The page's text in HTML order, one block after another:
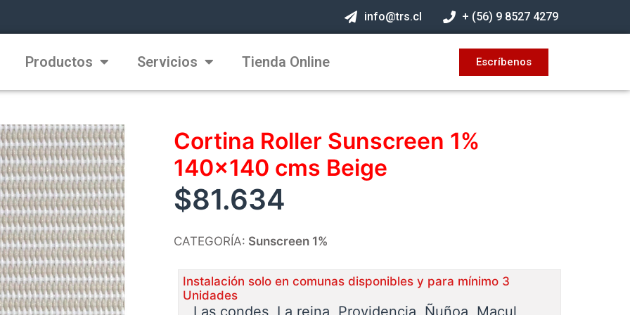
info@trs.cl + (56) 9 8527 4279
Productos Servicios Tienda Online Escríbenos
Cortina Roller Sunscreen 1%
140×140 cms Beige
$81.634
CATEGORÍA: Sunscreen 1%
Instalación solo en comunas disponibles y para mínimo 3
Unidades
Las condes, La reina, Providencia, Ñuñoa, Macul,